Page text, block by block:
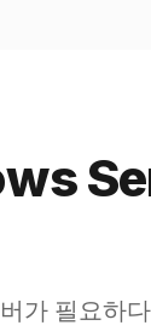
가 필요하